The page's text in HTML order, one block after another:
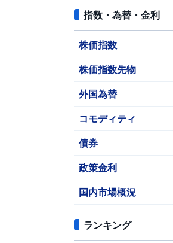
指数・為替・金利
株価指数
株価指数先物
外国為替
コモディティ
債券
政策金利
国内市場概況
ランキング